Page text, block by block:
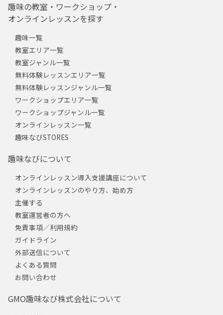
趣味の教室・ワークショップ・
オンラインレッスンを探す
趣味一覧
教室エリア一覧
教室ジャンル一覧
無料体験レッスンエリア一覧
無料体験レッスンジャンル一覧
ワークショップエリア一覧
ワークショップジャンル一覧
オンラインレッスン一覧
趣味なびSTORES
趣味なびについて
オンラインレッスン導入支援講座について
オンラインレッスンのやり方、始め方
主催する
教室運営者の方へ
免責事項／利用規約
ガイドライン
外部送信について
よくある質問
お問い合わせ
GMO趣味なび株式会社について